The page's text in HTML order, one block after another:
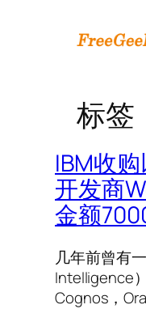
标签
IBM收
开发商
金额
几年前曾有
Intelligence
Cognos，